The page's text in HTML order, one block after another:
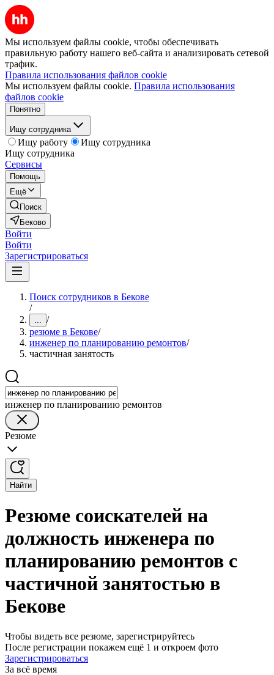
Мы используем файлы cookie, чтобы обеспечивать
правильную работу нашего веб-сайта и анализировать сетевой
трафик.
Правила использования файлов cookie
Мы используем файлы cookie. Правила использования
файлов cookie
Понятно
Ищу сотрудника
Ищу работу
Ищу сотрудника
Ищу сотрудника
Сервисы
Помощь
Ещё
Поиск
Беково
Войти
Войти
Зарегистрироваться
Поиск сотрудников в Бекове
/
... /
резюме в Бекове/
инженер по планированию ремонтов/
частичная занятость
инженер по планированию ремонтов
Резюме
Найти
Резюме соискателей на
должность инженера по
планированию ремонтов с
частичной занятостью в
Бекове
Чтобы видеть все резюме, зарегистрируйтесь
После регистрации покажем ещё 1 и откроем фото
Зарегистрироваться
За всё время